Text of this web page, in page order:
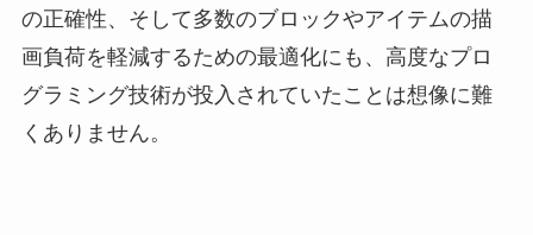
の正確性、そして多数のブロックやアイテムの描
画負荷を軽減するための最適化にも、高度なプロ
グラミング技術が投入されていたことは想像に難
くありません。